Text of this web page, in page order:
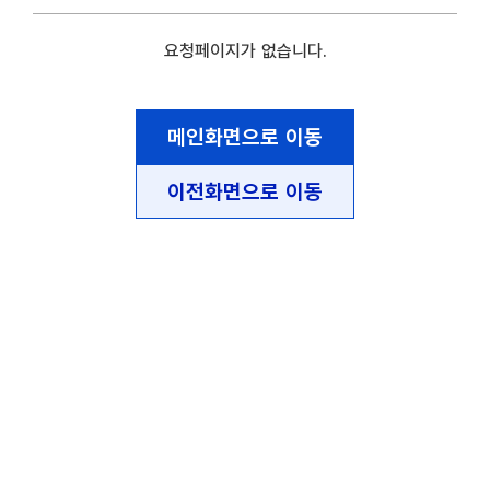
요청페이지가 없습니다.
메인화면으로 이동
이전화면으로 이동